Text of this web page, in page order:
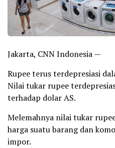
Jakarta, CNN Indonesia —
Rupee terus terdepresiasi
Nilai tukar rupee
terhadap dolar AS.
Melemahnya nilai tukar
harga suatu barang dan
impor.